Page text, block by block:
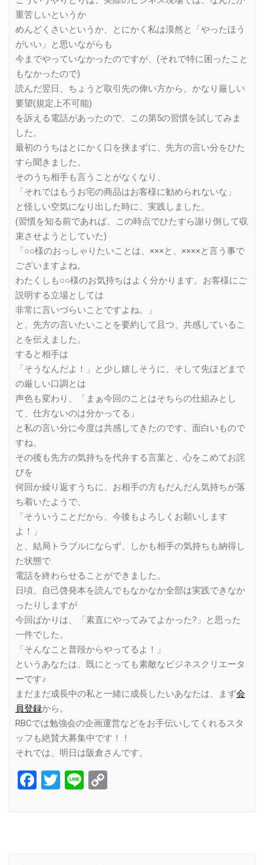
重苦しいというか
めんどくさいというか、とにかく私は漠然と「やったほう
がいい」と思いながらも
今までやっていなかったのですが、(それで特に困ったこと
もなかったので)
読んだ翌日、ちょうど取引先の偉い方から、かなり厳しい
要望(規定上不可能)
を訴える電話があったので、この第5の習慣を試してみま
した。
最初のうちはとにかく口を挟まずに、先方の言い分をひた
すら聞きました。
そのうち相手も言うことがなくなり、
「それではもうお宅の商品はお客様に勧められないな」
と怪しい空気になり出した時に、実践しました。
(習慣を知る前であれば、この時点でひたすら謝り倒して収
束させようとしていた)
「○○様のおっしゃりたいことは、×××と、××××と言う事で
ございますよね。
わたくしも○○様のお気持ちはよく分かります。お客様にご
説明する立場としては
非常に言いづらいことですよね。」
と、先方の言いたいことを要約して且つ、共感しているこ
とを伝えました。
すると相手は
「そうなんだよ！」と少し嬉しそうに、そして先ほどまで
の厳しい口調とは
声色も変わり、「まぁ今回のことはそちらの仕組みとし
て、仕方ないのは分かってる」
と私の言い分に今度は共感してきたのです。面白いもので
すね。
その後も先方の気持ちを代弁する言葉と、心をこめてお詫
びを
何回か繰り返すうちに、お相手の方もだんだん気持ちが落
ち着いたようで、
「そういうことだから、今後もよろしくお願いします
よ！」
と、結局トラブルにならず、しかも相手の気持ちも納得し
た状態で
電話を終わらせることができました。
日頃、自己啓発本を読んでもなかなか全部は実践できなか
ったりしますが
今回ばかりは、「素直にやってみてよかった?」と思った
一件でした。
「そんなこと普段からやってるよ！」
というあなたは、既にとっても素敵なビジネスクリエータ
ーです♪
まだまだ成長中の私と一緒に成長したいあなたは、まず会
員登録から。
RBCでは勉強会の企画運営などをお手伝いしてくれるスタ
ッフも絶賛大募集中です！！
それでは、明日は阪倉さんです。
Facebook
Twitter
Line